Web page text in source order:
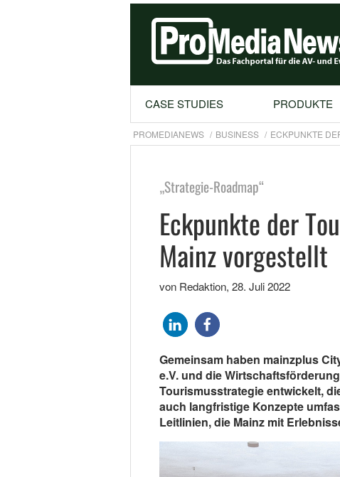
CASE STUDIES PRODUKTE
PROMEDIANEWS BUSINESS ECKPUNKTE
„Strategie-Roadmap“
Eckpunkte der
Mainz vorgestellt
von Redaktion, 28. Juli 2022
Gemeinsam haben mainzplus
e.V. und die
Tourismusstrategie entwickelt,
auch langfristige Konzepte
Leitlinien, die Mainz mit